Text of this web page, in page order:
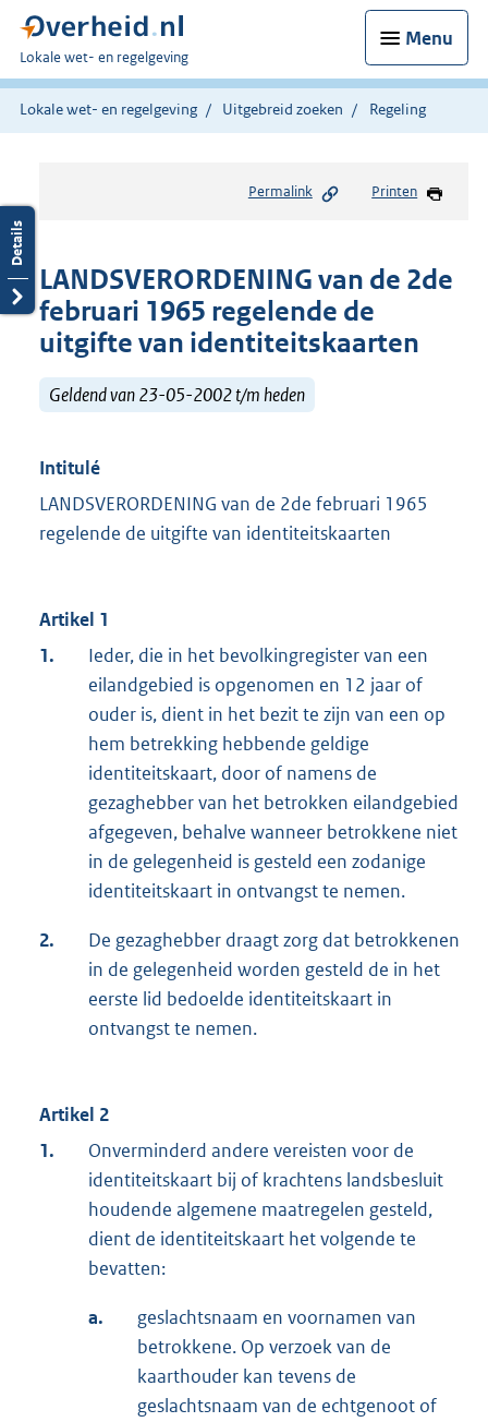
Menu
U
bent
hier:
Lokale wet- en regelgeving
Lokale wet- en regelgeving Uitgebreid zoeken Regeling
Permalink Printen
LANDSVERORDENING van de 2de
februari 1965 regelende de
uitgifte van identiteitskaarten
Geldend van 23-05-2002 t/m heden
Intitulé
LANDSVERORDENING van de 2de februari 1965
regelende de uitgifte van identiteitskaarten
Artikel 1
1.
Ieder, die in het bevolkingregister van een
eilandgebied is opgenomen en 12 jaar of
ouder is, dient in het bezit te zijn van een op
hem betrekking hebbende geldige
identiteitskaart, door of namens de
gezaghebber van het betrokken eilandgebied
afgegeven, behalve wanneer betrokkene niet
in de gelegenheid is gesteld een zodanige
identiteitskaart in ontvangst te nemen.
2.
De gezaghebber draagt zorg dat betrokkenen
in de gelegenheid worden gesteld de in het
eerste lid bedoelde identiteitskaart in
ontvangst te nemen.
Artikel 2
1.
Onverminderd andere vereisten voor de
identiteitskaart bij of krachtens landsbesluit
houdende algemene maatregelen gesteld,
dient de identiteitskaart het volgende te
bevatten:
a.
geslachtsnaam en voornamen van
betrokkene. Op verzoek van de
kaarthouder kan tevens de
geslachtsnaam van de echtgenoot of